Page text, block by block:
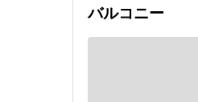
バルコニー